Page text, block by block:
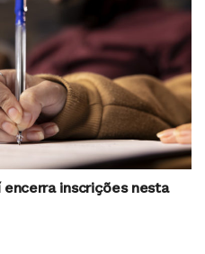
encerra inscrições nesta